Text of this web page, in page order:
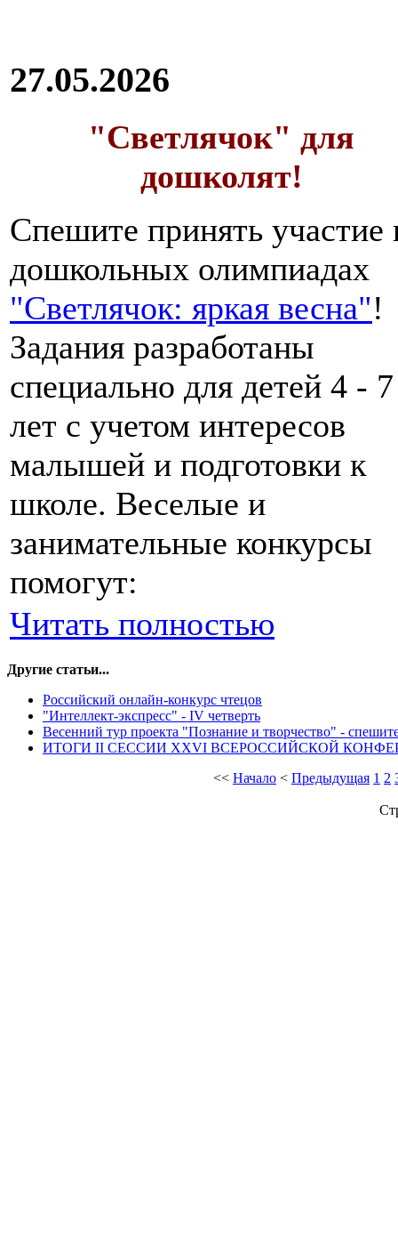
27.05.2026
"Светлячок" для
дошколят!
Спешите принять участие
дошкольных олимпиадах
"Светлячок: яркая весна"!
Задания разработаны
специально для детей 4 - 7
лет с учетом интересов
малышей и подготовки к
школе. Веселые и
занимательные конкурсы
помогут:
Читать полностью
Другие статьи...
Российский онлайн-конкурс чтецов
"Интеллект-экспресс" - IV четверть
Весенний тур проекта "Познание и творчество" -
ИТОГИ II СЕССИИ XXVI ВСЕРОССИЙСКОЙ
<< Начало < Предыдущая 1 2